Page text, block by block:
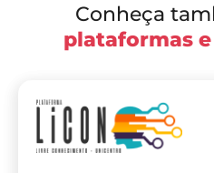
Conheça
plataformas